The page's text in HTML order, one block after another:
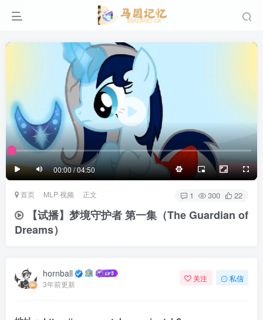
00:00 / 04:50
顶部 底部
防止弹幕重叠
同步视频速度
1/4 半屏 3/4 满屏
25px
极慢 适中 极快
适中
滚动顶部底部
发送
首页 MLP 视频 正文 1 300 22
【试播】梦境守护者 第一集（The Guardian of
Dreams）
hornball
3年前更新
关注 私信